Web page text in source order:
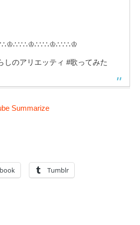
しのアリエッティ #歌ってみた
Summarize
Tumblr